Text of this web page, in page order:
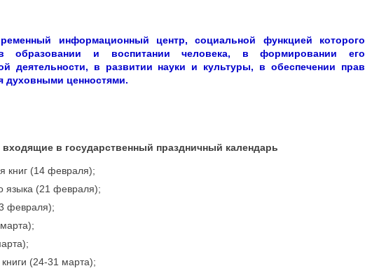
информационный центр, социальной функцией которого
образовании и воспитании человека, в формировании его
деятельности, в развитии науки и культуры, в обеспечении прав
духовными ценностями.
в государственный праздничный календарь
книг (14 февраля);
языка (21 февраля);
февраля);
(24-31 марта);